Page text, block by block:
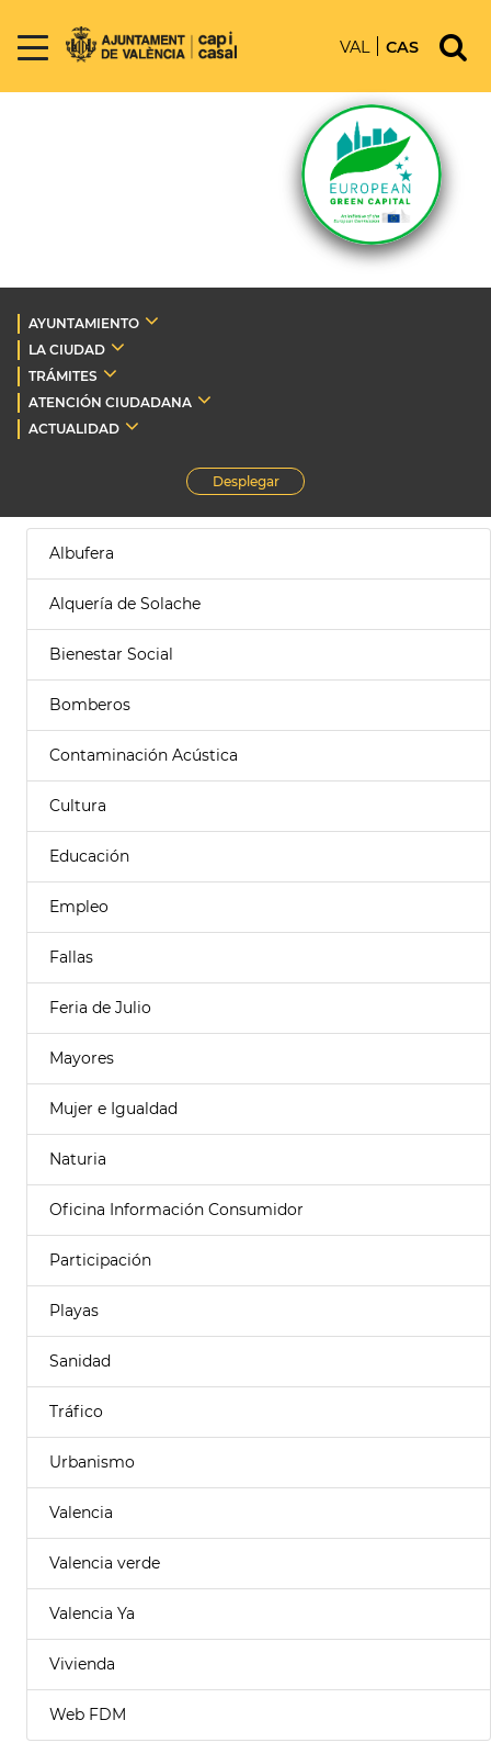
VAL CAS
AYUNTAMIENTO
LA CIUDAD
TRÁMITES
ATENCIÓN CIUDADANA
ACTUALIDAD
Desplegar
Albufera
Alquería de Solache
Bienestar Social
Bomberos
Contaminación Acústica
Cultura
Educación
Empleo
Fallas
Feria de Julio
Mayores
Mujer e Igualdad
Naturia
Oficina Información Consumidor
Participación
Playas
Sanidad
Tráfico
Urbanismo
Valencia
Valencia verde
Valencia Ya
Vivienda
Web FDM